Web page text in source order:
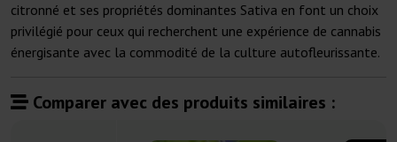
citronné et ses propriétés dominantes Sativa en font un choix
privilégié pour ceux qui recherchent une expérience de cannabis
énergisante avec la commodité de la culture autofleurissante.
Comparer avec des produits similaires :